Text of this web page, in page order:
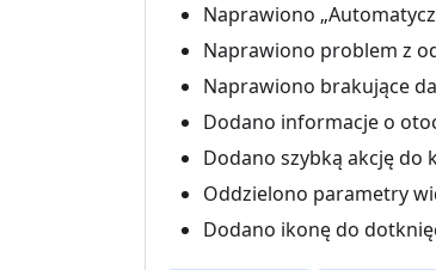
Naprawiono
Naprawiono problem z
Naprawiono brakujące
Dodano informacje o
Dodano szybką akcję do
Oddzielono parametry
Dodano ikonę do